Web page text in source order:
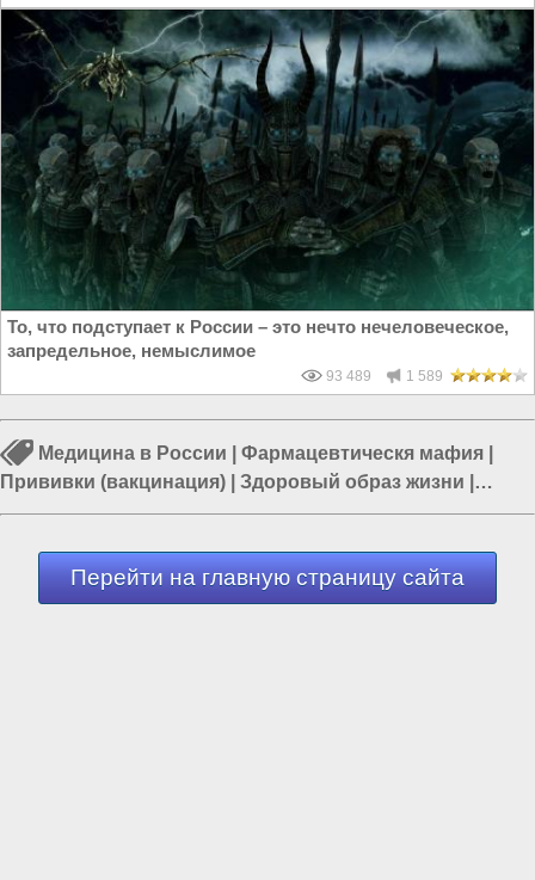
То, что подступает к России – это нечто нечеловеческое,
запредельное, немыслимое
93 489 1 589
Медицина в России Фармацевтическя мафия
Прививки (вакцинация)
Здоровый образ жизни
Полезные советы|Украина и США|Наука в России
Перейти на главную страницу сайта